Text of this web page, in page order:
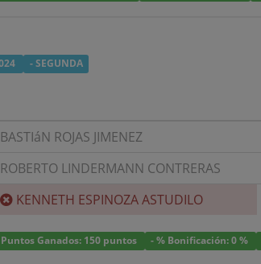
- SEGUNDA
BASTIáN ROJAS JIMENEZ
ROBERTO LINDERMANN CONTRERAS
KENNETH ESPINOZA ASTUDILO
Ganados: 150 puntos - % Bonificación: 0 %